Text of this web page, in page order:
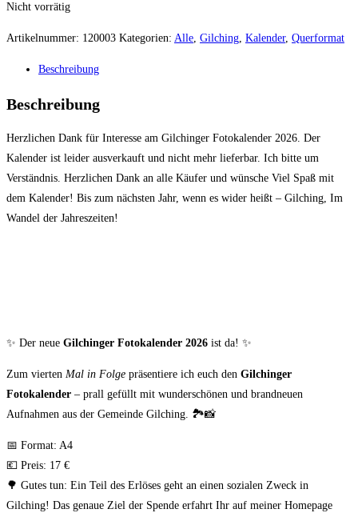
Nicht vorrätig
Artikelnummer: 120003 Kategorien: Alle, Gilching, Kalender, Querformat
Beschreibung
Beschreibung
Herzlichen Dank für Interesse am Gilchinger Fotokalender 2026. Der
Kalender ist leider ausverkauft und nicht mehr lieferbar. Ich bitte um
Verständnis. Herzlichen Dank an alle Käufer und wünsche Viel Spaß mit
dem Kalender! Bis zum nächsten Jahr, wenn es wider heißt – Gilching, Im
Wandel der Jahreszeiten!
✨ Der neue Gilchinger Fotokalender 2026 ist da! ✨
Zum vierten Mal in Folge präsentiere ich euch den Gilchinger
Fotokalender – prall gefüllt mit wunderschönen und brandneuen
Aufnahmen aus der Gemeinde Gilching. 🏞📸
📅 Format: A4
💶 Preis: 17 €
🌳 Gutes tun: Ein Teil des Erlöses geht an einen sozialen Zweck in
Gilching! Das genaue Ziel der Spende erfahrt Ihr auf meiner Homepage